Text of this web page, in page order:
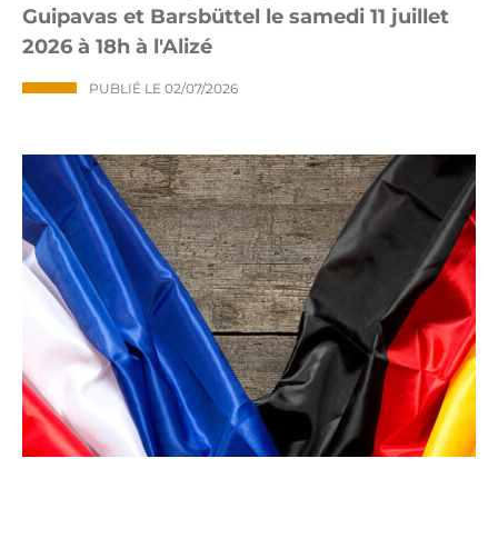
Guipavas et Barsbüttel le samedi 11 juillet
2026 à 18h à l'Alizé
PUBLIÉ LE 02/07/2026